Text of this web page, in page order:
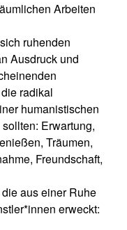
Arbeiten
ruhenden
Ausdruck und
radikal
humanistischen
Erwartung,
Träumen,
Freundschaft,
aus einer Ruhe
erweckt: